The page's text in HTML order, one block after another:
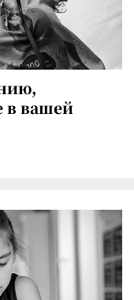
в вашей